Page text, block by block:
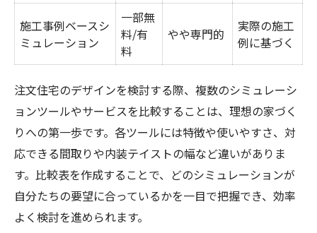
施工事例ベースシ
ミュレーション
一部無
料/有
料
やや専門的
実際の施工
例に基づく
注文住宅のデザインを検討する際、複数のシミュレーシ
ョンツールやサービスを比較することは、理想の家づく
りへの第一歩です。各ツールには特徴や使いやすさ、対
応できる間取りや内装テイストの幅など違いがありま
す。比較表を作成することで、どのシミュレーションが
自分たちの要望に合っているかを一目で把握でき、効率
よく検討を進められます。